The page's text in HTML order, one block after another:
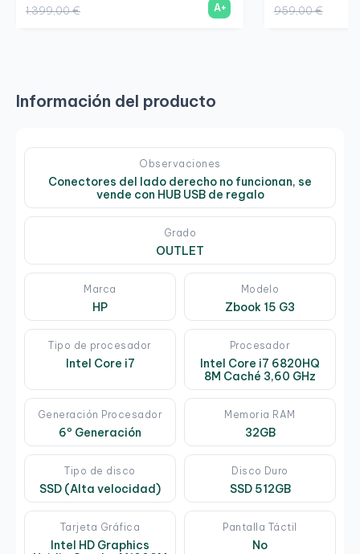
1.399,00 € A+ 959,00 €
Información del producto
Observaciones
Conectores del lado derecho no funcionan, se
vende con HUB USB de regalo
Grado
OUTLET
Marca
HP
Modelo
Zbook 15 G3
Tipo de procesador
Intel Core i7
Procesador
Intel Core i7 6820HQ
8M Caché 3,60 GHz
Generación Procesador
6º Generación
Memoria RAM
32GB
Tipo de disco
SSD (Alta velocidad)
Disco Duro
SSD 512GB
Tarjeta Gráfica
Intel HD Graphics
Pantalla Táctil
No